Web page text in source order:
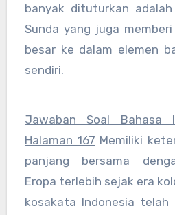
banyak dituturkan
Sunda yang juga
besar ke dalam elemen
sendiri.
Jawaban Soal Bahasa
Halaman 167 Memiliki
panjang bersama
Eropa terlebih sejak era
kosakata Indonesia telah